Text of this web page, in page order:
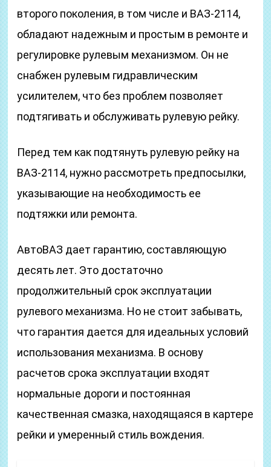
второго поколения, в том числе и ВАЗ-2114,
обладают надежным и простым в ремонте и
регулировке рулевым механизмом. Он не
снабжен рулевым гидравлическим
усилителем, что без проблем позволяет
подтягивать и обслуживать рулевую рейку.
Перед тем как подтянуть рулевую рейку на
ВАЗ-2114, нужно рассмотреть предпосылки,
указывающие на необходимость ее
подтяжки или ремонта.
АвтоВАЗ дает гарантию, составляющую
десять лет. Это достаточно
продолжительный срок эксплуатации
рулевого механизма. Но не стоит забывать,
что гарантия дается для идеальных условий
использования механизма. В основу
расчетов срока эксплуатации входят
нормальные дороги и постоянная
качественная смазка, находящаяся в картере
рейки и умеренный стиль вождения.